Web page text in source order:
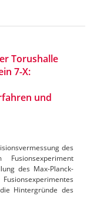
Torushalle
7-X:
und
des
des Max-Planck-
Hintergründe des